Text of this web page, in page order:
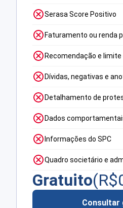
Serasa Score Positivo
Faturamento ou renda
Recomendação e
Dívidas, negativas e
Detalhamento de
Dados
Informações do SPC
Quadro societário e
Gratuito(R$
Consultar